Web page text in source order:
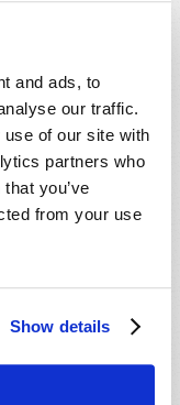
and ads, to
our traffic.
of our site with
partners who
you’ve
from your use
Show details
PDF